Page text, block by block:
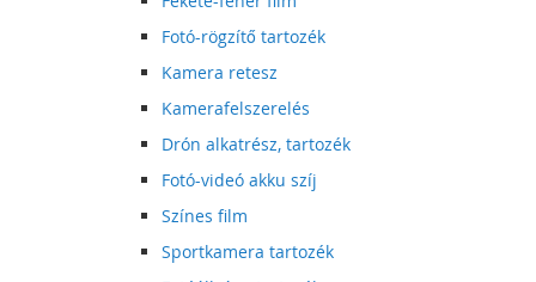
Fotó-rögzítő tartozék
Kamera retesz
Kamerafelszerelés
Drón alkatrész, tartozék
Fotó-videó akku szíj
Színes film
Sportkamera tartozék